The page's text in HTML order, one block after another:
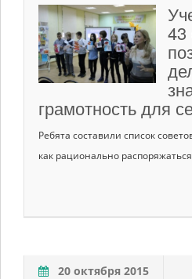
43
грамотность для
Ребята составили список
как рационально
20 октября 2015